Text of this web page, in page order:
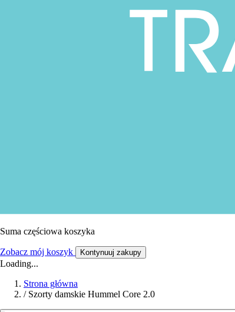
Suma częściowa koszyka
Zobacz mój koszyk Kontynuuj zakupy
Loading...
Strona główna
/ Szorty damskie Hummel Core 2.0